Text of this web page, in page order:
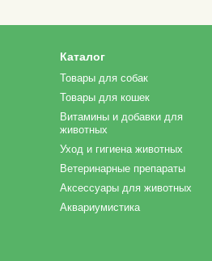
Каталог
Товары для собак
Товары для кошек
Витамины и добавки для
животных
Уход и гигиена животных
Ветеринарные препараты
Аксессуары для животных
Аквариумистика